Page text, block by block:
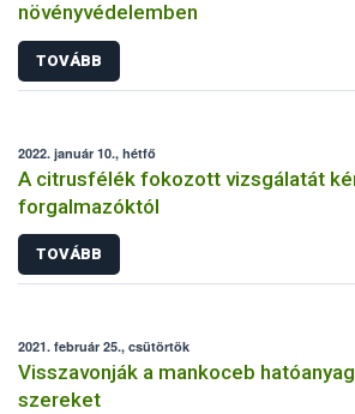
növényvédelemben
TOVÁBB
2022. január 10., hétfő
A citrusfélék fokozott vizsgálatát
forgalmazóktól
TOVÁBB
2021. február 25., csütörtök
Visszavonják a mankoceb
szereket